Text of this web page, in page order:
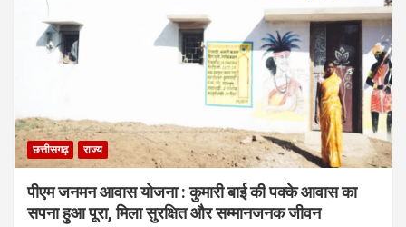
छत्तीसगढ़ राज्य
पीएम जनमन आवास योजना : कुमारी बाई की पक्के आवास का
सपना हुआ पूरा, मिला सुरक्षित और सम्मानजनक जीवन